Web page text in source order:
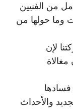
من الفنيين
وما حولها من
لإن
فسادها
والأحداث